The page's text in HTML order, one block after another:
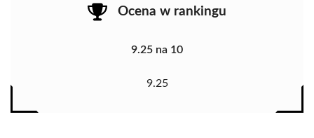
Ocena w rankingu
9.25 na 10
9.25